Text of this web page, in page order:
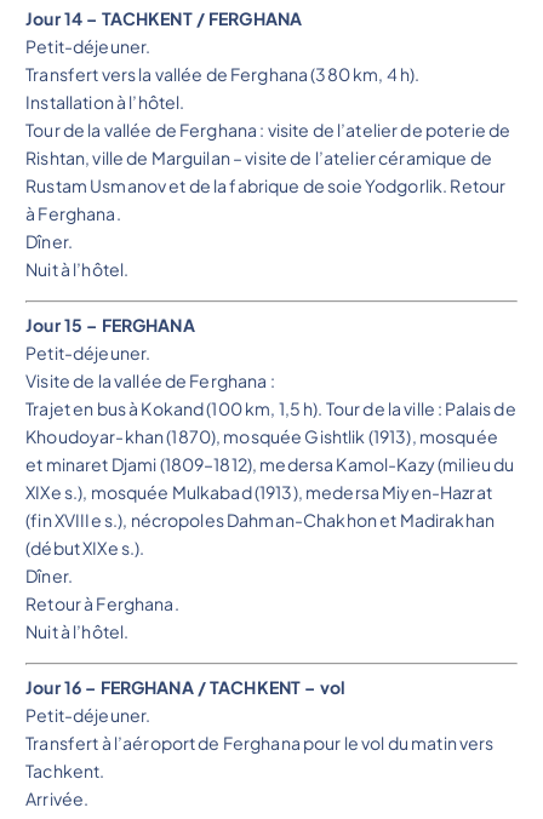
Jour 14 – TACHKENT / FERGHANA
Petit-déjeuner.
Transfert vers la vallée de Ferghana (380 km, 4 h).
Installation à l’hôtel.
Tour de la vallée de Ferghana : visite de l’atelier de poterie de
Rishtan, ville de Marguilan – visite de l’atelier céramique de
Rustam Usmanov et de la fabrique de soie Yodgorlik. Retour
à Ferghana.
Dîner.
Nuit à l’hôtel.
Jour 15 – FERGHANA
Petit-déjeuner.
Visite de la vallée de Ferghana :
Trajet en bus à Kokand (100 km, 1,5 h). Tour de la ville : Palais de
Khoudoyar-khan (1870), mosquée Gishtlik (1913), mosquée
et minaret Djami (1809–1812), medersa Kamol-Kazy (milieu du
XIXe s.), mosquée Mulkabad (1913), medersa Miyen-Hazrat
(fin XVIIIe s.), nécropoles Dahman-Chakhon et Madirakhan
(début XIXe s.).
Dîner.
Retour à Ferghana.
Nuit à l’hôtel.
Jour 16 – FERGHANA / TACHKENT – vol
Petit-déjeuner.
Transfert à l’aéroport de Ferghana pour le vol du matin vers
Tachkent.
Arrivée.